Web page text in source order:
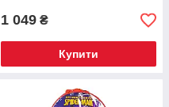
1 049 ₴
Купити